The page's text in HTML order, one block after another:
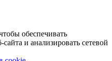
обеспечивать
и анализировать сетевой